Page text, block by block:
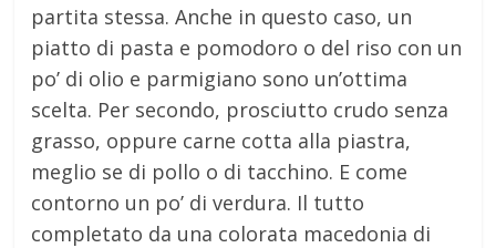
partita stessa. Anche in questo caso, un
piatto di pasta e pomodoro o del riso con un
po’ di olio e parmigiano sono un’ottima
scelta. Per secondo, prosciutto crudo senza
grasso, oppure carne cotta alla piastra,
meglio se di pollo o di tacchino. E come
contorno un po’ di verdura. Il tutto
completato da una colorata macedonia di